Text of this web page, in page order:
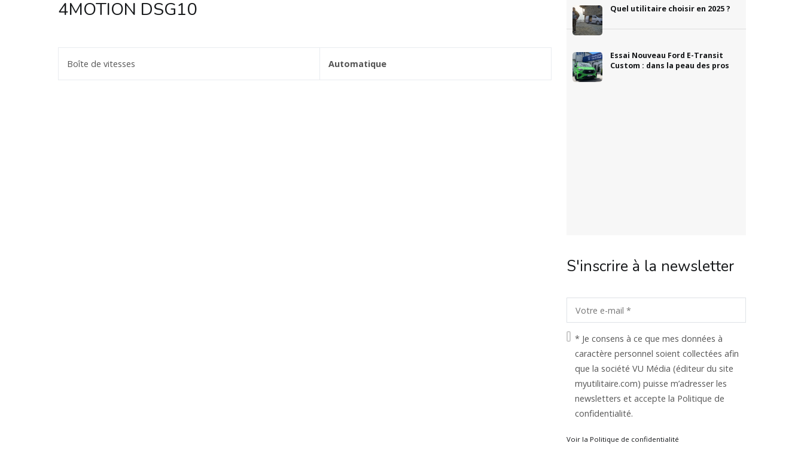
4MOTION DSG10
Boîte de vitesses Automatique
Quel utilitaire choisir en 2025 ?
Essai Nouveau Ford E-Transit
Custom : dans la peau des pros
S'inscrire à la newsletter
* Je consens à ce que mes données à
caractère personnel soient collectées afin
que la société VU Média (éditeur du site
myutilitaire.com) puisse m’adresser les
newsletters et accepte la Politique de
confidentialité.
Voir la Politique de confidentialité